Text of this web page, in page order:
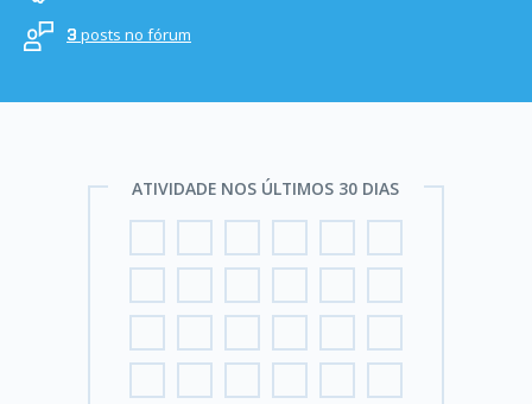
3 posts no fórum
ATIVIDADE NOS ÚLTIMOS 30 DIAS